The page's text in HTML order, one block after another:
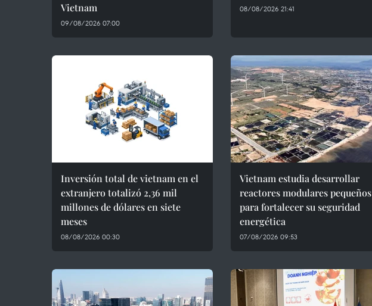
Vietnam
09/08/2026 07:00
08/08/2026 21:41
Inversión total de vietnam en el
extranjero totalizó 2,36 mil
millones de dólares en siete
meses
08/08/2026 00:30
Vietnam estudia desarrollar
reactores modulares pequeños
para fortalecer su seguridad
energética
07/08/2026 09:53